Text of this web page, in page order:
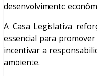
desenvolvimento
A Casa Legislativa
essencial para
incentivar a
ambiente.